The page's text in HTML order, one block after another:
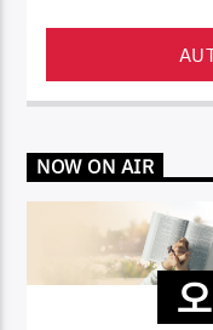
NOW ON AIR